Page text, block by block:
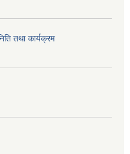
तथा कार्यक्रम